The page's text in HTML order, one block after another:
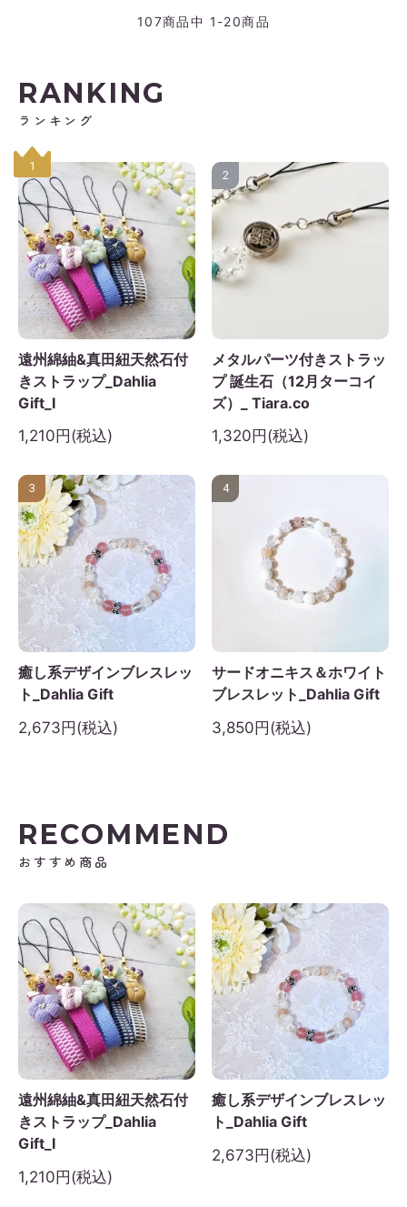
107商品中 1-20商品
RANKING
ランキング
1
遠州綿紬&真田紐天然石付
きストラップ_Dahlia
Gift_I
1,210円(税込)
2
メタルパーツ付きストラッ
プ 誕生石（12月ターコイ
ズ）_ Tiara.co
1,320円(税込)
3
癒し系デザインブレスレッ
ト_Dahlia Gift
2,673円(税込)
4
サードオニキス＆ホワイト
ブレスレット_Dahlia Gift
3,850円(税込)
RECOMMEND
おすすめ商品
遠州綿紬&真田紐天然石付
きストラップ_Dahlia
Gift_I
1,210円(税込)
癒し系デザインブレスレッ
ト_Dahlia Gift
2,673円(税込)